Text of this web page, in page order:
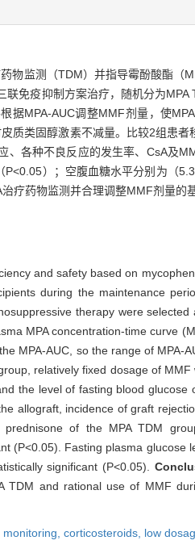
物监测（TDM）并指导霉酚酸酯（
免疫抑制方案治疗，随机分为
据MPA-AUC调整MMF剂量，使
质类固醇激素不减量。比较2组患
、各种不良反应的发生率、CsA及
）；空腹血糖水平分别为（
疗药物监测并合理调整MMF剂量的
and safety based on
during the maintenance
therapy were
MPA concentration-time curve
MPA-AUC, so the range of MPA-
relatively fixed dosage of
the level of fasting blood glucose
allograft, incidence of graft
of the MPA TDM
(P<0.05). Fasting plasma glucose
significant (P<0.05).
and rational use of MMF
corticosteroids, low